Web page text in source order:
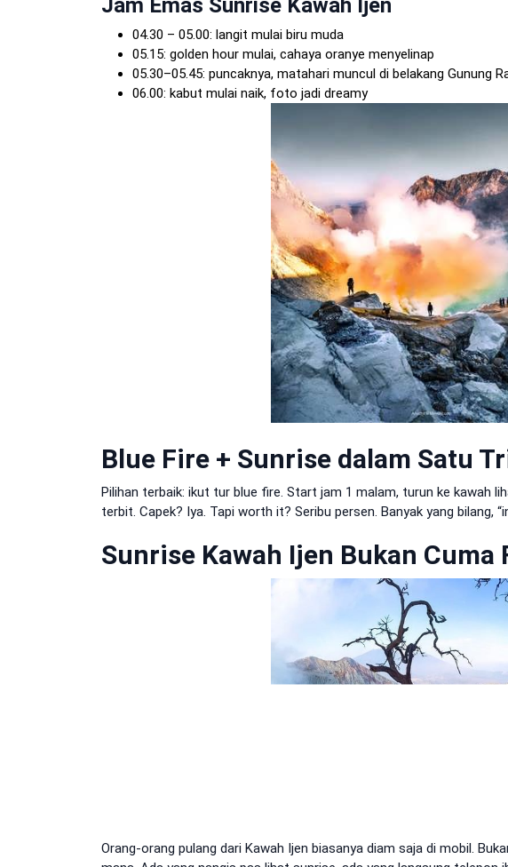
Jam Emas Sunrise Kawah Ijen
04.30 – 05.00: langit mulai biru muda
05.15: golden hour mulai, cahaya oranye menyelinap
05.30–05.45: puncaknya, matahari muncul di belakang Gunung
06.00: kabut mulai naik, foto jadi dreamy
Blue Fire + Sunrise dalam Satu
Pilihan terbaik: ikut tur blue fire. Start jam 1 malam, turun ke kawah
terbit. Capek? Iya. Tapi worth it? Seribu persen. Banyak yang bilang,
Sunrise Kawah Ijen Bukan Cuma
Orang-orang pulang dari Kawah Ijen biasanya diam saja di mobil.